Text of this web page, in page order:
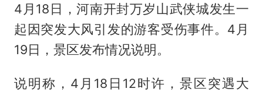
4月18日，河南开封万岁山武侠城发生一
起因突发大风引发的游客受伤事件。4月
19日，景区发布情况说明。
说明称，4月18日12时许，景区突遇大